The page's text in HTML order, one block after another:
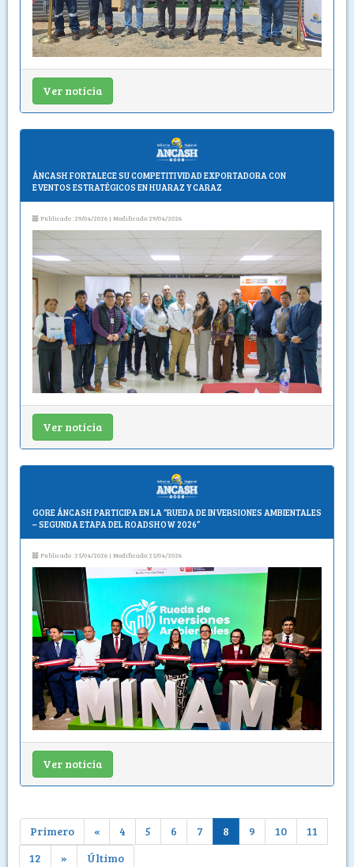
Ver noticia
ÁNCASH FORTALECE SU COMPETITIVIDAD EXPORTADORA CON
EVENTOS ESTRATÉGICOS EN HUARAZ Y CARAZ
Publicado :29/04/2026 | Modificado:29/04/2026
Ver noticia
GORE ÁNCASH PARTICIPA EN LA “RUEDA DE INVERSIONES AMBIENTALES
– SEGUNDA ETAPA DEL ROADSHOW 2026”
Publicado :25/04/2026 | Modificado:25/04/2026
Ver noticia
Primero « 4 5 6 7 8 9 10
11
12
» Último